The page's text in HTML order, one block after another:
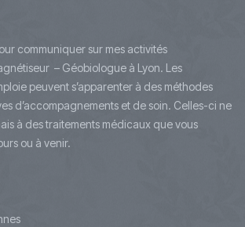
communiquer sur mes activités
– Géobiologue à Lyon. Les
peuvent s’apparenter à des méthodes
d’accompagnements et de soin. Celles-ci ne
à des traitements médicaux que vous
ou à venir.